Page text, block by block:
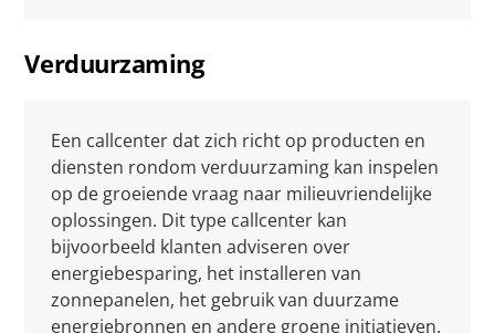
Verduurzaming
Een callcenter dat zich richt op producten en
diensten rondom verduurzaming kan inspelen
op de groeiende vraag naar milieuvriendelijke
oplossingen. Dit type callcenter kan
bijvoorbeeld klanten adviseren over
energiebesparing, het installeren van
zonnepanelen, het gebruik van duurzame
energiebronnen en andere groene initiatieven.